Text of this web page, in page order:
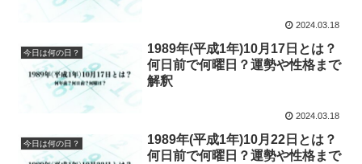
2024.03.18
今日は何の日？
1989年(平成1年)10月17日とは？
何日前で何曜日？運勢や性格まで
解釈
2024.03.18
今日は何の日？
1989年(平成1年)10月22日とは？
何日前で何曜日？運勢や性格まで